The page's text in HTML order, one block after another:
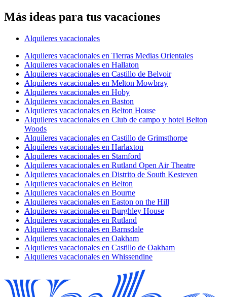
Más ideas para tus vacaciones
Alquileres vacacionales
Alquileres vacacionales en Tierras Medias Orientales
Alquileres vacacionales en Hallaton
Alquileres vacacionales en Castillo de Belvoir
Alquileres vacacionales en Melton Mowbray
Alquileres vacacionales en Hoby
Alquileres vacacionales en Baston
Alquileres vacacionales en Belton House
Alquileres vacacionales en Club de campo y hotel Belton
Woods
Alquileres vacacionales en Castillo de Grimsthorpe
Alquileres vacacionales en Harlaxton
Alquileres vacacionales en Stamford
Alquileres vacacionales en Rutland Open Air Theatre
Alquileres vacacionales en Distrito de South Kesteven
Alquileres vacacionales en Belton
Alquileres vacacionales en Bourne
Alquileres vacacionales en Easton on the Hill
Alquileres vacacionales en Burghley House
Alquileres vacacionales en Rutland
Alquileres vacacionales en Barnsdale
Alquileres vacacionales en Oakham
Alquileres vacacionales en Castillo de Oakham
Alquileres vacacionales en Whissendine